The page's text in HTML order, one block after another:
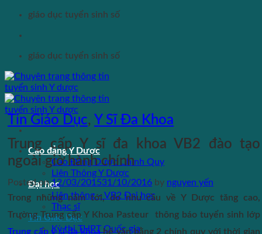
Skip
content
giáo dục tuyển sinh số
giáo dục tuyển sinh số
Cao đẳng Y Dược
Cao Đẳng Dược Chính Quy
Liên Thông Y Dược
Đại học
Liên thông – VB2 Đại học
Thạc sĩ
Tin Giáo Dục
Kỳ thi THPT Quốc gia
Tin Giáo Dục, Y Sĩ Đa Khoa
Trung cấp Y sĩ đa khoa VB2 đào tạo
ngoài giờ hành chính
Posted on12/03/201531/10/2016 by nguyen yến
Trong những năm tới, do nhu cầu về Y Dược tăng cao,
Trường Trung cấp Y Khoa Pasteur thông báo tuyển sinh lớp
Trung cấp y sĩ đa khoahệ văn bằng 2 chính quy với thời gian